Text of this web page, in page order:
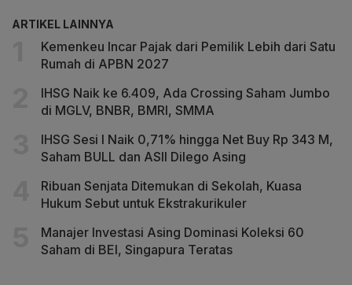
ARTIKEL LAINNYA
Kemenkeu Incar Pajak dari Pemilik Lebih dari Satu
Rumah di APBN 2027
IHSG Naik ke 6.409, Ada Crossing Saham Jumbo
di MGLV, BNBR, BMRI, SMMA
IHSG Sesi I Naik 0,71% hingga Net Buy Rp 343 M,
Saham BULL dan ASII Dilego Asing
Ribuan Senjata Ditemukan di Sekolah, Kuasa
Hukum Sebut untuk Ekstrakurikuler
Manajer Investasi Asing Dominasi Koleksi 60
Saham di BEI, Singapura Teratas